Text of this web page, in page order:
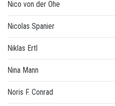
Nico von der Ohe
Nicolas Spanier
Niklas Ertl
Nina Mann
Noris F. Conrad